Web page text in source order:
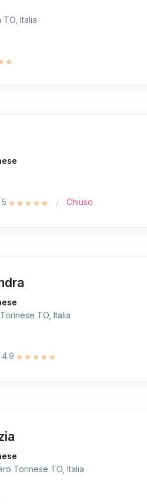
TO, Italia
Chiuso
TO, Italia
Torinese TO, Italia